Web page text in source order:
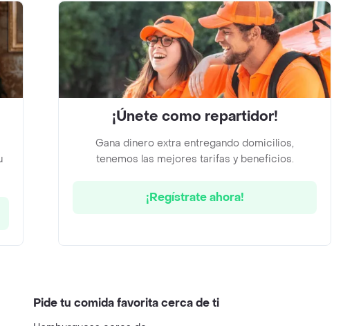
¡Únete como repartidor!
Gana dinero extra entregando domicilios,
tenemos las mejores tarifas y beneficios.
¡Regístrate ahora!
Pide tu comida favorita cerca de ti